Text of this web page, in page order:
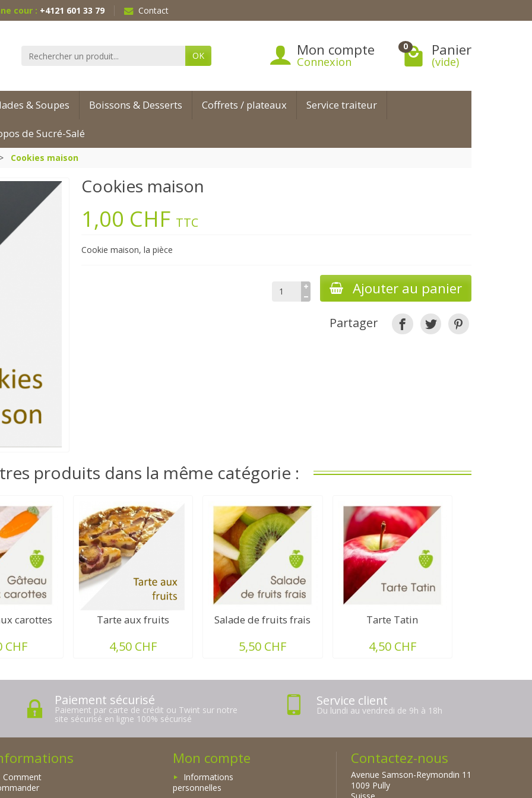
cour : +4121 601 33 79 Contact
OK Mon compte
Connexion
0 Panier
(vide)
& Soupes Boissons & Desserts Coffrets / plateaux Service traiteur
de Sucré-Salé
Cookies maison
Cookies maison
1,00 CHF TTC
Cookie maison, la pièce
Ajouter au panier
Partager
produits dans la même catégorie :
carottes
CHF
Tarte aux fruits
4,50 CHF
Salade de fruits frais
5,50 CHF
Tarte Tatin
4,50 CHF
Paiement sécurisé
Paiement par carte de crédit ou Twint sur notre
site sécurisé en ligne 100% sécurisé
Service client
Du lundi au vendredi de 9h à 18h
Comment
Mon compte
Informations
personnelles
Contactez-nous
Avenue Samson-Reymondin 11
1009 Pully